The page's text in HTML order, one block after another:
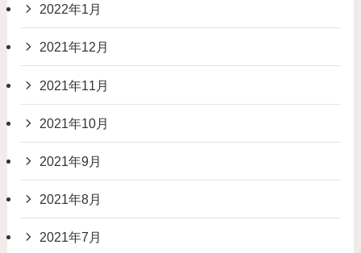
2022年1月
2021年12月
2021年11月
2021年10月
2021年9月
2021年8月
2021年7月